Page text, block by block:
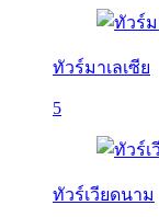
ทัวร์มาเลเซีย
5
ทัวร์เวียดนาม